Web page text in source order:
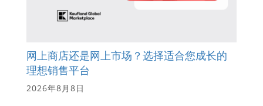
网上商店还是网上市场？选择适合您成长的
理想销售平台
2026年8月8日